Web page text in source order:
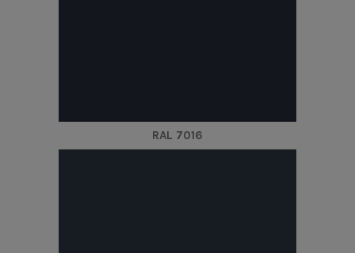
RAL 7016